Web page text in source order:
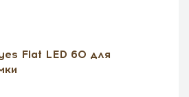
Flat LED 60 для